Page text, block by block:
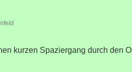
kurzen Spaziergang durch den